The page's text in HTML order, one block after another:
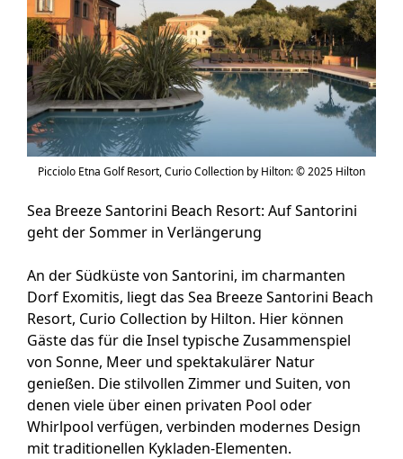
Picciolo Etna Golf Resort, Curio Collection by Hilton: © 2025 Hilton
Sea Breeze Santorini Beach Resort: Auf Santorini
geht der Sommer in Verlängerung
An der Südküste von Santorini, im charmanten
Dorf Exomitis, liegt das Sea Breeze Santorini Beach
Resort, Curio Collection by Hilton. Hier können
Gäste das für die Insel typische Zusammenspiel
von Sonne, Meer und spektakulärer Natur
genießen. Die stilvollen Zimmer und Suiten, von
denen viele über einen privaten Pool oder
Whirlpool verfügen, verbinden modernes Design
mit traditionellen Kykladen-Elementen.